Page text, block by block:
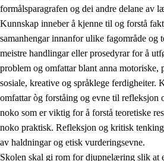
2.4 Å lære å lære
Tverrfaglege tema
formålsparagrafen og dei andre delane av
Kunnskap inneber å kjenne til og forstå
samanhengar innanfor ulike fagområde og
meistre handlingar eller prosedyrar for å
problem og omfattar blant anna motoriske,
sosiale, kreative og språklege ferdigheiter.
omfattar òg forståing og evne til refleksjon
noko som er viktig for å forstå teoretiske
noko praktisk. Refleksjon og kritisk
av haldningar og etisk vurderingsevne.
Skolen skal gi rom for djupnelæring slik at